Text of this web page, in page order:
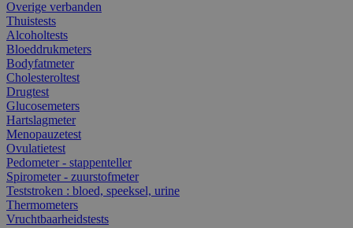
Overige verbanden
Thuistests
Alcoholtests
Bloeddrukmeters
Bodyfatmeter
Cholesteroltest
Drugtest
Glucosemeters
Hartslagmeter
Menopauzetest
Ovulatietest
Pedometer - stappenteller
Spirometer - zuurstofmeter
Teststroken : bloed, speeksel, urine
Thermometers
Vruchtbaarheidstests